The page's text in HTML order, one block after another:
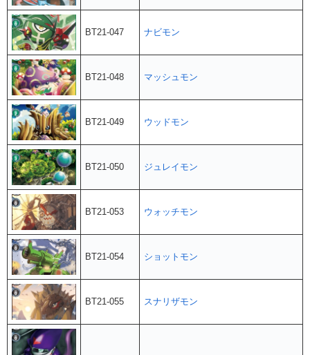
BT21-047 ナビモン
BT21-048 マッシュモン
BT21-049 ウッドモン
BT21-050 ジュレイモン
BT21-053 ウォッチモン
BT21-054 ショットモン
BT21-055 スナリザモン